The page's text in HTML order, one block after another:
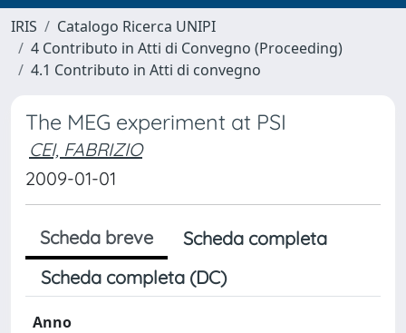
IRIS
Catalogo Ricerca UNIPI
4 Contributo in Atti di Convegno (Proceeding)
4.1 Contributo in Atti di convegno
The MEG experiment at PSI
CEI, FABRIZIO
2009-01-01
Scheda breve
Scheda completa
Scheda completa (DC)
Anno